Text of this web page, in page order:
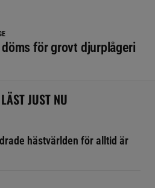
för grovt djurplågeri
JUST NU
hästvärlden för alltid är